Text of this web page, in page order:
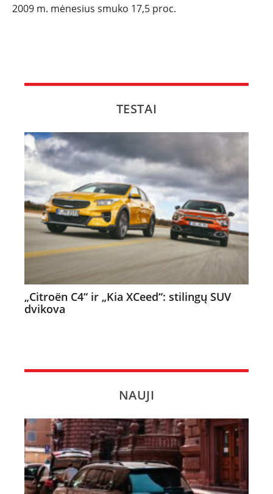
2009 m. mėnesius smuko 17,5 proc.
TESTAI
„Citroën C4“ ir „Kia XCeed“: stilingų SUV
dvikova
NAUJI